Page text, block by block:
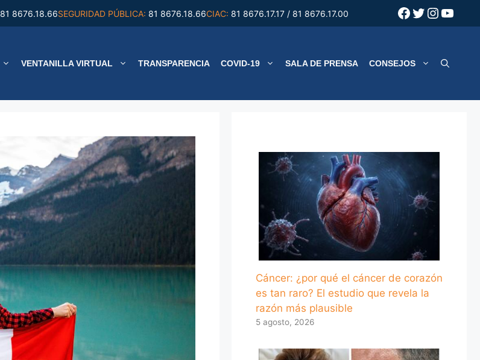
81 8676.18.66SEGURIDAD PÚBLICA: 81 8676.18.66CIAC: 81 8676.17.17 / 81 8676.17.00 Facebook
Twitter
VENTANILLA VIRTUAL TRANSPARENCIA COVID-19 SALA DE PRENSA CONSEJOS
Cáncer: ¿por qué el cáncer de corazón
es tan raro? El estudio que revela la
razón más plausible
5 agosto, 2026